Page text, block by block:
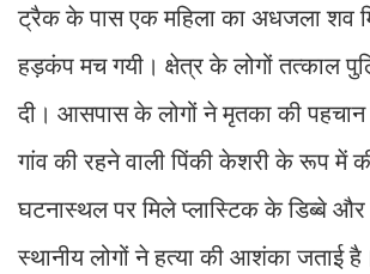
ट्रैक के पास एक महिला का अधजला शव
हड़कंप मच गयी। क्षेत्र के लोगों तत्काल
दी। आसपास के लोगों ने मृतका की
गांव की रहने वाली पिंकी केशरी के रूप में
घटनास्थल पर मिले प्लास्टिक के डिब्बे
स्थानीय लोगों ने हत्या की आशंका जताई